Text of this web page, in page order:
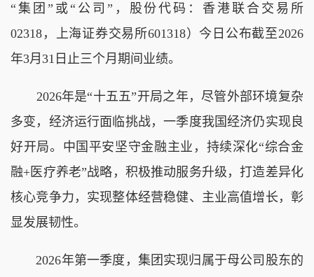
“集团”或“公司”，股份代码：香港联合交易所
02318，上海证券交易所601318）今日公布截至2026
年3月31日止三个月期间业绩。
2026年是“十五五”开局之年，尽管外部环境复杂
多变，经济运行面临挑战，一季度我国经济仍实现良
好开局。中国平安坚守金融主业，持续深化“综合金
融+医疗养老”战略，积极推动服务升级，打造差异化
核心竞争力，实现整体经营稳健、主业高值增长，彰
显发展韧性。
2026年第一季度，集团实现归属于母公司股东的